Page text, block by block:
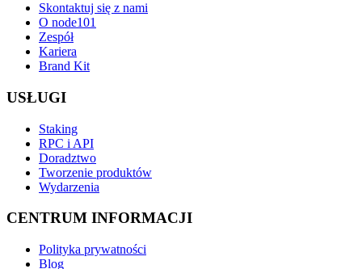
Skontaktuj się z nami
O node101
Zespół
Kariera
Brand Kit
USŁUGI
Staking
RPC i API
Doradztwo
Tworzenie produktów
Wydarzenia
CENTRUM INFORMACJI
Polityka prywatności
Blog